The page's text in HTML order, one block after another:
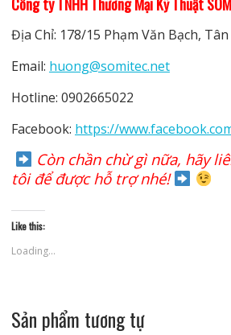
Công ty TNHH Thương Mại Kỹ Thuật
Địa Chỉ: 178/15 Phạm Văn Bạch,
Email: huong@somitec.net
Hotline: 0902665022
Facebook: https://
Còn chần chừ gì nữa, hãy
tôi để được hỗ trợ nhé!
Like this:
Loading...
Sản phẩm tương tự